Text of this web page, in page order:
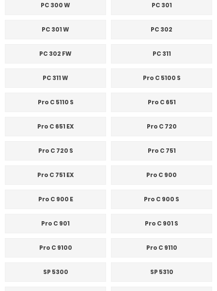
PC 300 W PC 301
PC 301 W PC 302
PC 302 FW PC 311
PC 311 W Pro C 5100 S
Pro C 5110 S Pro C 651
Pro C 651 EX Pro C 720
Pro C 720 S Pro C 751
Pro C 751 EX Pro C 900
Pro C 900 E Pro C 900 S
Pro C 901 Pro C 901 S
Pro C 9100 Pro C 9110
SP 5300 SP 5310